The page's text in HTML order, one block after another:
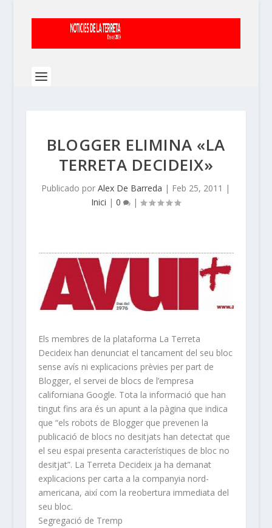
BLOGGER ELIMINA «LA
TERRETA DECIDEIX»
Publicado porAlex De Barreda | Feb 25, 2011 |
Inici |0 |
Els membres de la plataforma La Terreta
Decideix han denunciat el tancament del seu bloc
sense avís ni explicacions prèvies per part de
Blogger, el servei de blocs de l’empresa
californiana Google. Tota la informació que han
tingut fins ara és un apunt a la pàgina que indica
que “els robots de Blogger que prevenen la
publicació de blocs no desitjats han detectat que
el seu espai presenta característiques de bloc no
desitjat”. La Terreta Decideix ja ha demanat
explicacions per carta a la companyia nord-
americana, així com la reobertura immediata del
seu bloc.
Segregació de Tremp